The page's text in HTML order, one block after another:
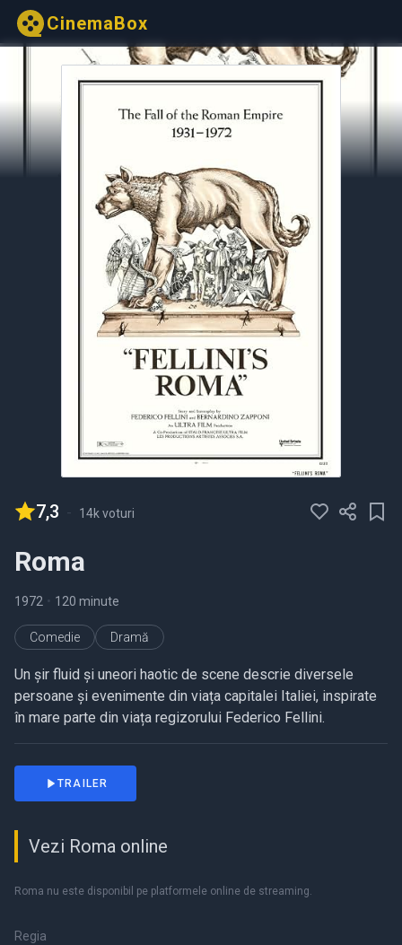
CinemaBox
7,3 - 14k voturi
Roma
1972 • 120 minute
Comedie Dramă
Un șir fluid și uneori haotic de scene descrie diversele
persoane și evenimente din viața capitalei Italiei, inspirate
în mare parte din viața regizorului Federico Fellini.
Regia
TRAILER
Vezi Roma online
Roma nu este disponibil pe platformele online de streaming.